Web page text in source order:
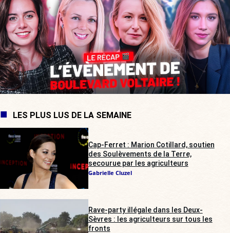
LES PLUS LUS DE LA SEMAINE
Cap-Ferret : Marion Cotillard, soutien
des Soulèvements de la Terre,
secourue par les agriculteurs
Gabrielle Cluzel
Rave-party illégale dans les Deux-
Sèvres : les agriculteurs sur tous les
fronts